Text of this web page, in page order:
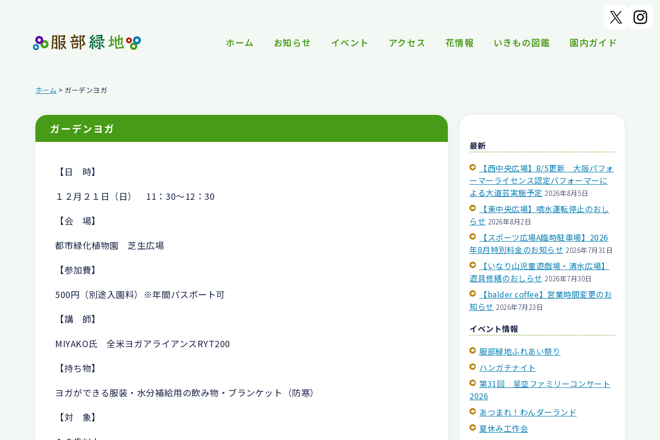
ホーム お知らせ イベント アクセス 花情報 いきもの図鑑 園内ガイド
ホーム > ガーデンヨガ
ガーデンヨガ
【日 時】
１２月２１日（日） 11：30～12：30
【会 場】
都市緑化植物園 芝生広場
【参加費】
500円（別途入園料）※年間パスポート可
【講 師】
MIYAKO氏 全米ヨガアライアンスRYT200
【持ち物】
ヨガができる服装・水分補給用の飲み物・ブランケット（防寒）
【対 象】
最新
【西中央広場】8/5更新 大阪パフォ
ーマーライセンス認定パフォーマーに
よる大道芸実施予定 2026年8月5日
【東中央広場】噴水運転停止のおし
らせ 2026年8月2日
【スポーツ広場A臨時駐車場】2026
年8月特別料金のお知らせ 2026年7月31日
【いなり山児童遊戯場・清水広場】
遊具修繕のおしらせ 2026年7月30日
【balder coffee】営業時間変更のお
知らせ 2026年7月23日
イベント情報
服部緑地ふれあい祭り
ハンガチナイト
第31回 星空ファミリーコンサート
2026
あつまれ！わんダーランド
夏休み工作会